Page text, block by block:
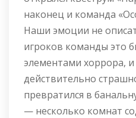
наконец и команда
Наши эмоции не
игроков команды это
элементами хоррора,
действительно
превратился в
— несколько комнат